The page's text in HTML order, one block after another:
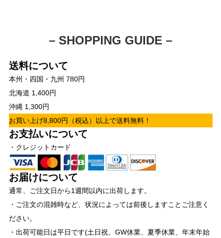
– SHOPPING GUIDE –
送料について
本州・四国・九州 780円
北海道 1,400円
沖縄 1,300円
お買い上げ8,800円（税込）以上で送料無料！
お支払いについて
・クレジットカード
お届けについて
通常、ご注文日から1週間以内に出荷します。
・ご注文の混雑時など、状況によっては前後しますことご注意く
ださい。
・出荷可能日は平日です(土日祝、GW休業、夏季休業、年末年始